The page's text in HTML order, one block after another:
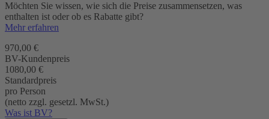
Möchten Sie wissen, wie sich die Preise zusammensetzen, was
enthalten ist oder ob es Rabatte gibt?
Mehr erfahren
970,00 €
BV-Kundenpreis
1080,00 €
Standardpreis
pro Person
(netto zzgl. gesetzl. MwSt.)
Was ist BV?